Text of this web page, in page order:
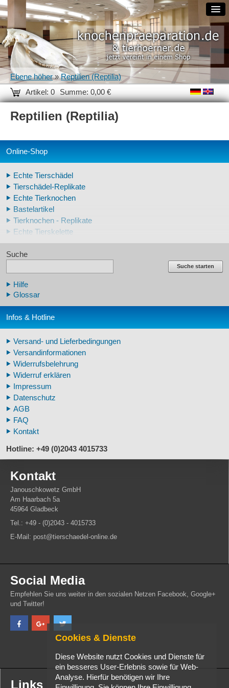
Artikel: 0 Summe: 0,00 €
Ebene höher»Reptilien (Reptilia)
Reptilien (Reptilia)
Online-Shop
Echte Tierschädel
Tierschädel-Replikate
Echte Tierknochen
Bastelartikel
Tierknochen - Replikate
Echte Tierskelette
Echte Tierzähne
Krallen- und Zahnreplikate
Schädelreplikate Mensch
Knochenreplikate Mensch
Arm-/Beinskelette Mensch
Zähne Warzenschwein
Veterinär - Lehrmittel
Fossilreplikate Mensch
Pferdemähnen
Fußspuren museal
Tierhörner
Suche
Suche starten
Hilfe
Glossar
Infos & Hotline
Versand- und Lieferbedingungen
Versandinformationen
Widerrufsbelehrung
Widerruf erklären
Impressum
Datenschutz
AGB
FAQ
Kontakt
Hotline: +49 (0)2043 4015733
Kontakt
Janouschkowetz GmbH
Am Haarbach 5a
45964 Gladbeck
Tel.: +49 - (0)2043 - 4015733
E-Mail: post@tierschaedel-online.de
Social Media
Empfehlen Sie uns weiter in den sozialen Netzen Facebook, Google+
und Twitter!
Links
Cookies & Dienste
Diese Website nutzt Cookies und Dienste für
ein besseres User-Erlebnis sowie für Web-
Analyse. Hierfür benötigen wir Ihre